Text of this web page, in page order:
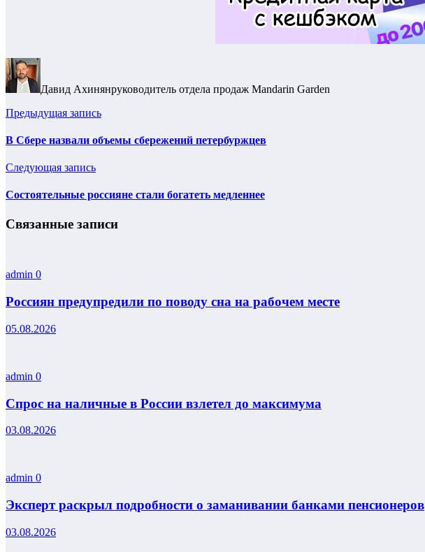
Давид Ахинянруководитель отдела продаж Mandarin Garden
Предыдущая запись
В Сбере назвали объемы сбережений петербуржцев
Следующая запись
Состоятельные россияне стали богатеть медленнее
Связанные записи
admin 0
Россиян предупредили по поводу сна на рабочем месте
05.08.2026
admin 0
Спрос на наличные в России взлетел до максимума
03.08.2026
admin 0
Эксперт раскрыл подробности о заманивании банками пенсионеров
03.08.2026